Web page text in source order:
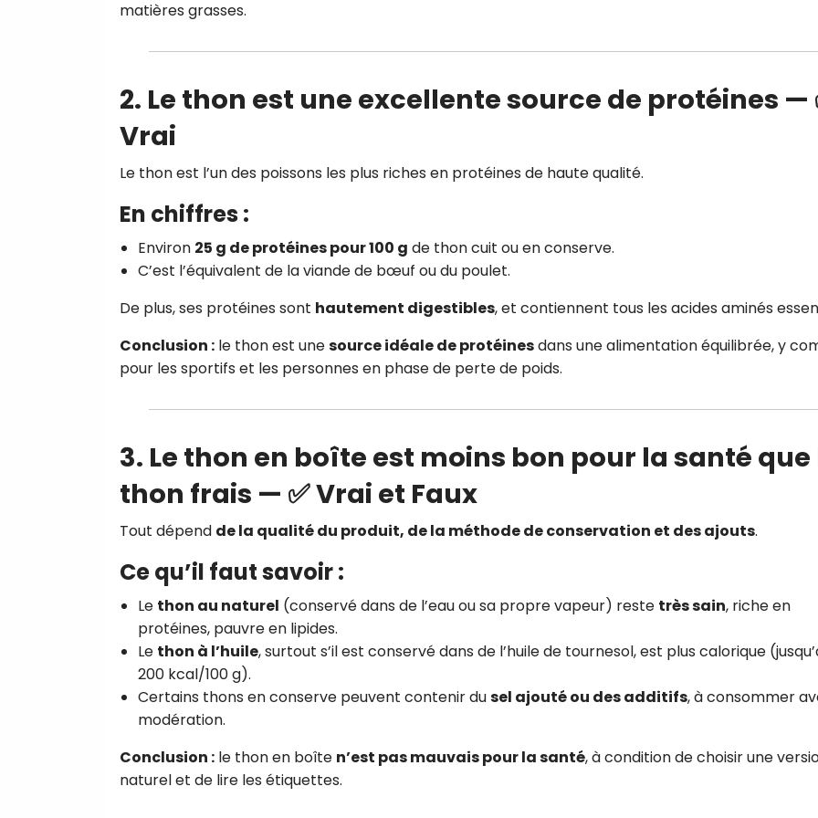
matières grasses.
2. Le thon est une excellente source de protéines —
Vrai
Le thon est l’un des poissons les plus riches en protéines de haute qualité.
En chiffres :
Environ 25 g de protéines pour 100 g de thon cuit ou en conserve.
C’est l’équivalent de la viande de bœuf ou du poulet.
De plus, ses protéines sont hautement digestibles, et contiennent tous les acides aminés
Conclusion : le thon est unesource idéale de protéinesdans une alimentation équilibrée, y
pour les sportifs et les personnes en phase de perte de poids.
3. Le thon en boîte est moins bon pour la santé que
thon frais — ✅ Vrai et Faux
Tout dépend de la qualité du produit, de la méthode de conservation et des ajouts.
Ce qu’il faut savoir :
Le thon au naturel (conservé dans de l’eau ou sa propre vapeur) reste très sain, riche en
protéines, pauvre en lipides.
Le thon à l’huile, surtout s’il est conservé dans de l’huile de tournesol, est plus calorique
200 kcal/100 g).
Certains thons en conserve peuvent contenir dusel ajouté ou des additifs, à consommer
modération.
Conclusion : le thon en boîte n’est pas mauvais pour la santé, à condition de choisir une
naturel et de lire les étiquettes.